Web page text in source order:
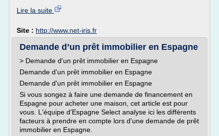
Lire la suite
Site : http://www.net-iris.fr
Demande d’un prêt immobilier en Espagne
> Demande d'un prêt immobilier en Espagne
Demande d'un prêt immobilier en Espagne
Demande d'un prêt immobilier en Espagne
Si vous songez à faire une demande de financement en
Espagne pour acheter une maison, cet article est pour
vous. L'équipe d'Espagne Select analyse ici les différents
facteurs à prendre en compte lors d'une demande de prêt
immobilier en Espagne.